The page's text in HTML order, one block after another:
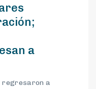
a
regresaron a